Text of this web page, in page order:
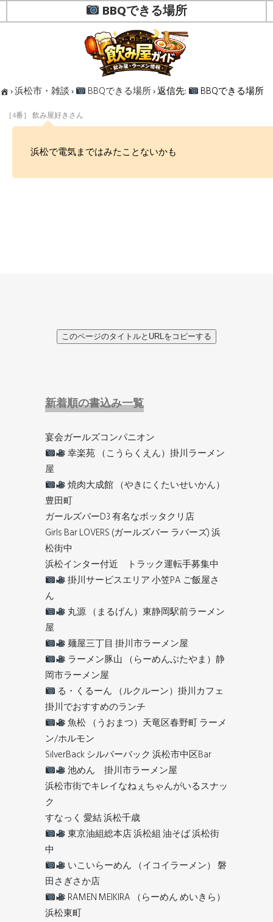
BBQできる場所
›浜松市・雑談› BBQできる場所›返信先: BBQできる場所
［4番］ 飲み屋好きさん
浜松で電気まではみたことないかも
このページのタイトルとURLをコピーする
新着順の書込み一覧
宴会ガールズコンパニオン
幸楽苑 （こうらくえん）掛川ラーメン
屋
焼肉大成館 （やきにくたいせいかん）
豊田町
ガールズバーD3 有名なボッタクリ店
Girls Bar LOVERS (ガールズバー ラバーズ) 浜
松街中
浜松インター付近 トラック運転手募集中
掛川サービスエリア 小笠PA ご飯屋さ
ん
丸源 （まるげん）東静岡駅前ラーメン
屋
麺屋三丁目 掛川市ラーメン屋
ラーメン豚山 （らーめんぶたやま）静
岡市ラーメン屋
る・くるーん （ルクルーン）掛川カフェ
掛川でおすすめのランチ
魚松 （うおまつ）天竜区春野町 ラーメ
ン/ホルモン
SilverBack シルバーバック 浜松市中区Bar
池めん 掛川市ラーメン屋
浜松市街でキレイなねぇちゃんがいるスナッ
ク
すなっく 愛結 浜松千歳
東京油組総本店 浜松組 油そば 浜松街
中
いこいらーめん （イコイラーメン） 磐
田さぎさか店
RAMEN MEIKIRA （らーめん めいきら）
浜松東町